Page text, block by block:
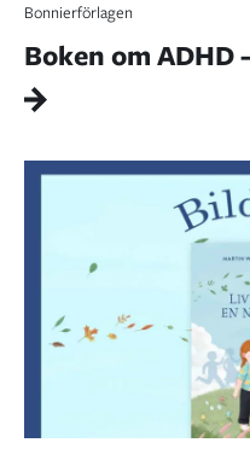
Bonnierförlagen
Boken om